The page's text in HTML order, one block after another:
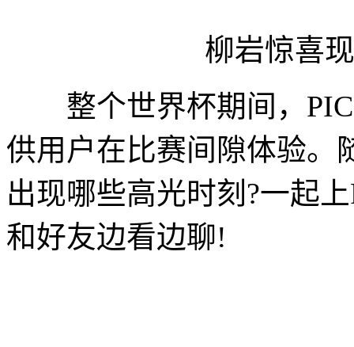
柳岩惊喜现
整个世界杯期间，
供用户在比赛间隙体验。
出现哪些高光时刻?一起
和好友边看边聊!